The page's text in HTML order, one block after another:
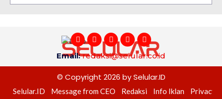
Email:redaksi@selular.co.id
© Copyright 2026 by Selular.ID
Selular.ID Message from CEO Redaksi Info Iklan Privacy